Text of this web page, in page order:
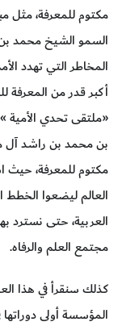
مكتوم للمعرفة، مثل
السمو الشيخ محمد
المخاطر التي تهدد
أكبر قدر من المعرفة
«ملتقى تحدي
بن محمد بن راشد
مكتوم للمعرفة،
العالم ليضعوا الخطط
العربية، حتى نسترد
مجتمع العلم والرفاه.
كذلك سنقرأ في هذا